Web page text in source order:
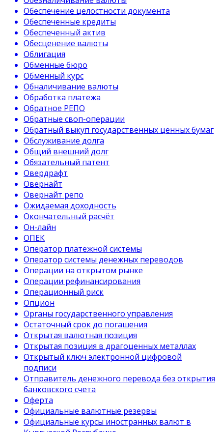
Обеспечение целостности документа
Обеспеченные кредиты
Обеспеченный актив
Обесценение валюты
Облигация
Обменные бюро
Обменный курс
Обналичивание валюты
Обработка платежа
Обратное РЕПО
Обратные своп-операции
Обратный выкуп государственных ценных бумаг
Обслуживание долга
Общий внешний долг
Обязательный патент
Овердрафт
Овернайт
Овернайт репо
Ожидаемая доходность
Окончательный расчёт
Он-лайн
ОПЕК
Оператор платежной системы
Оператор системы денежных переводов
Операции на открытом рынке
Операции рефинансирования
Операционный риск
Опцион
Органы государственного управления
Остаточный срок до погашения
Открытая валютная позиция
Открытая позиция в драгоценных металлах
Открытый ключ электронной цифровой
подписи
Отправитель денежного перевода без открытия
банковского счета
Оферта
Официальные валютные резервы
Официальные курсы иностранных валют в